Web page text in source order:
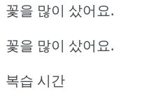
꽃을 많이 샀어요.
꽃을 많이 샀어요.
복습 시간